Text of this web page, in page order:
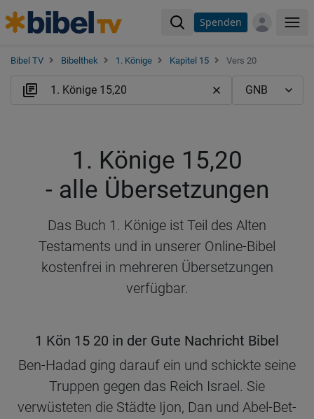
Spenden
Bibel TV Bibelthek 1. Könige Kapitel 15 Vers 20
1. Könige 15,20
- alle Übersetzungen
Das Buch 1. Könige ist Teil des Alten
Testaments und in unserer Online-Bibel
kostenfrei in mehreren Übersetzungen
verfügbar.
1 Kön 15 20 in der Gute Nachricht Bibel
Ben-Hadad ging darauf ein und schickte seine
Truppen gegen das Reich Israel. Sie
verwüsteten die Städte Ijon, Dan und Abel-Bet-